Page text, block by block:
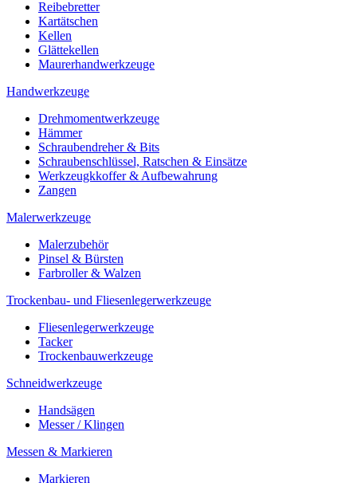
Reibebretter
Kartätschen
Kellen
Glättekellen
Maurerhandwerkzeuge
Handwerkzeuge
Drehmomentwerkzeuge
Hämmer
Schraubendreher & Bits
Schraubenschlüssel, Ratschen & Einsätze
Werkzeugkkoffer & Aufbewahrung
Zangen
Malerwerkzeuge
Malerzubehör
Pinsel & Bürsten
Farbroller & Walzen
Trockenbau- und Fliesenlegerwerkzeuge
Fliesenlegerwerkzeuge
Tacker
Trockenbauwerkzeuge
Schneidwerkzeuge
Handsägen
Messer / Klingen
Messen & Markieren
Markieren